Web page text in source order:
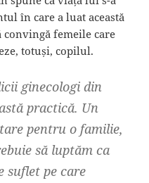
în care a luat această
convingă femeile care
totuși, copilul.
ginecologi din
practică. Un
pentru o familie,
să luptăm ca
suflet pe care